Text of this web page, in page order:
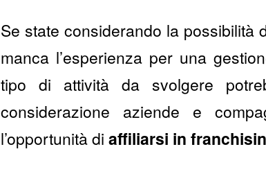
Se state considerando la possibilità
manca l’esperienza per una
tipo di attività da svolgere
considerazione aziende e
l’opportunità di affiliarsi in